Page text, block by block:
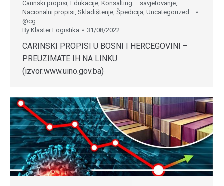
Carinski propisi, Edukacije, Konsalting – savjetovanje,
Nacionalni propisi, Skladištenje, Špedicija, Uncategorized
@cg
By Klaster Logistika 31/08/2022
CARINSKI PROPISI U BOSNI I HERCEGOVINI –
PREUZIMATE IH NA LINKU
(izvor:www.uino.gov.ba)